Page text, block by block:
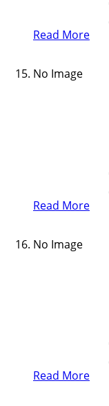
Read More
No Image
Read More
No Image
Read More